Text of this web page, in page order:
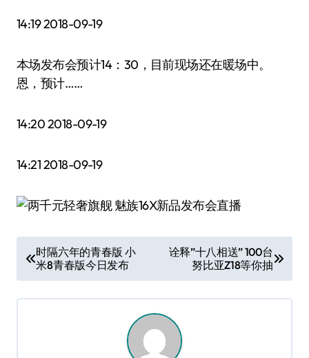
14:19 2018-09-19
本场发布会预计14：30，目前现场还在暖场中。
恩，预计……
14:20 2018-09-19
14:21 2018-09-19
章
导
时隔六年的青春版 小
米8青春版今日发布
诠释”十八相送” 100台
努比亚Z18等你抽